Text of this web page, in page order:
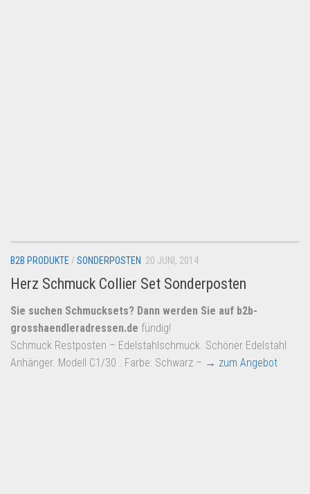
B2B PRODUKTE/SONDERPOSTEN 20 JUNI, 2014
Herz Schmuck Collier Set Sonderposten
Sie suchen Schmucksets? Dann werden Sie auf b2b-
grosshaendleradressen.de fündig!
Schmuck Restposten – Edelstahlschmuck. Schöner Edelstahl
Anhänger. Modell C1/30 . Farbe: Schwarz – → zum Angebot